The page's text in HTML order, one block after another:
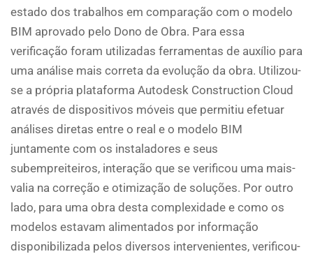
estado dos trabalhos em comparação com o modelo
BIM aprovado pelo Dono de Obra. Para essa
verificação foram utilizadas ferramentas de auxílio para
uma análise mais correta da evolução da obra. Utilizou-
se a própria plataforma Autodesk Construction Cloud
através de dispositivos móveis que permitiu efetuar
análises diretas entre o real e o modelo BIM
juntamente com os instaladores e seus
subempreiteiros, interação que se verificou uma mais-
valia na correção e otimização de soluções. Por outro
lado, para uma obra desta complexidade e como os
modelos estavam alimentados por informação
disponibilizada pelos diversos intervenientes, verificou-